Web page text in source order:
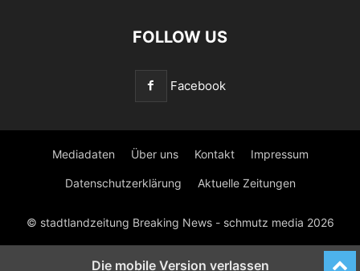
FOLLOW US
Facebook
Mediadaten Über uns Kontakt Impressum
Datenschutzerklärung Aktuelle Zeitungen
© stadtlandzeitung Breaking News - schmutz media 2026
Die mobile Version verlassen